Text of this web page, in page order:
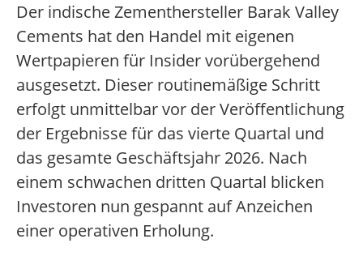
Der indische Zementhersteller Barak Valley
Cements hat den Handel mit eigenen
Wertpapieren für Insider vorübergehend
ausgesetzt. Dieser routinemäßige Schritt
erfolgt unmittelbar vor der Veröffentlichung
der Ergebnisse für das vierte Quartal und
das gesamte Geschäftsjahr 2026. Nach
einem schwachen dritten Quartal blicken
Investoren nun gespannt auf Anzeichen
einer operativen Erholung.